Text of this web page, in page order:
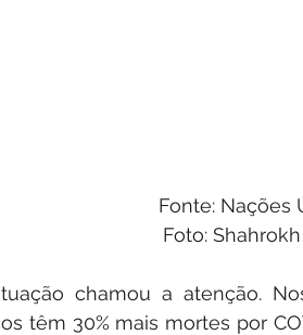
Fonte: Nações
Foto:
chamou a atenção.
têm 30% mais mortes por